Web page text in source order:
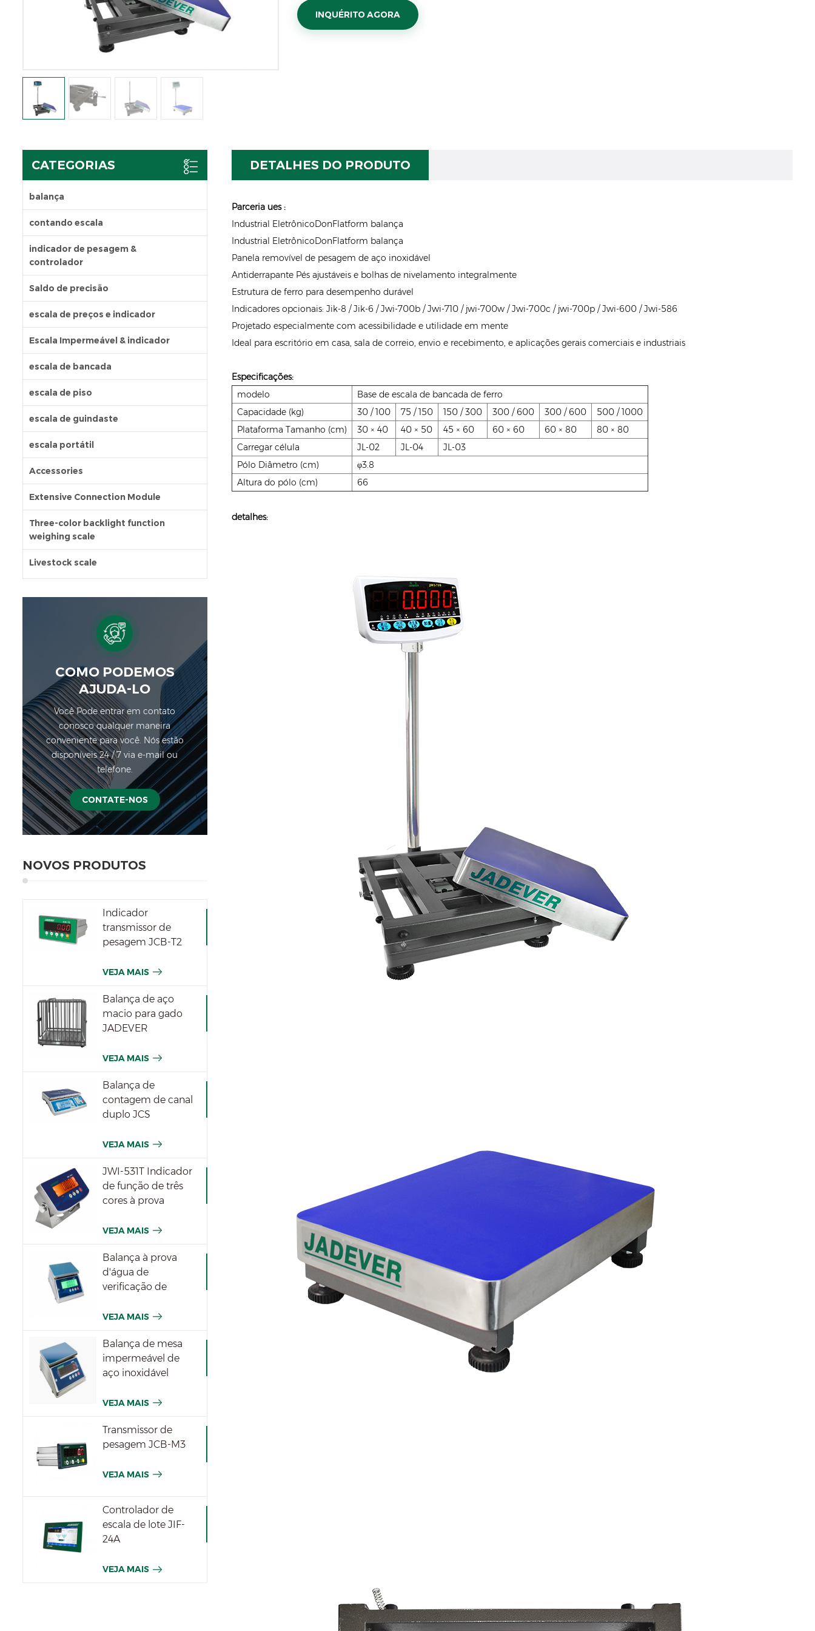
INQUÉRITO AGORA
CATEGORIAS
balança
contando escala
indicador de pesagem &
controlador
Saldo de precisão
escala de preços e indicador
Escala Impermeável & indicador
escala de bancada
escala de piso
escala de guindaste
escala portátil
Accessories
Extensive Connection Module
Three-color backlight function
weighing scale
Livestock scale
COMO PODEMOS
AJUDA-LO
Você Pode entrar em contato
conosco qualquer maneira
conveniente para você. Nós estão
disponíveis 24 / 7 via e-mail ou
telefone.
CONTATE-NOS
NOVOS PRODUTOS
Indicador
transmissor de
pesagem JCB-T2
VEJA MAIS
Balança de aço
macio para gado
JADEVER
VEJA MAIS
Balança de
contagem de canal
duplo JCS
VEJA MAIS
JWI-531T Indicador
de função de três
cores à prova
VEJA MAIS
Balança à prova
d'água de
verificação de
para a indústria
VEJA MAIS
Balança de mesa
impermeável de
aço inoxidável
VEJA MAIS
Transmissor de
pesagem JCB-M3
VEJA MAIS
Controlador de
escala de lote JIF-
24A
VEJA MAIS
DETALHES DO PRODUTO
Parceriaues:
Industrial EletrônicoDonFlatform balança
Industrial EletrônicoDonFlatform balança
Panela removível de pesagem de aço inoxidável
Antiderrapante Pés ajustáveis e bolhas de nivelamento integralmente
Estrutura de ferro para desempenho durável
Indicadores opcionais: Jik-8 / Jik-6 / Jwi-700b / Jwi-710 / jwi-700w / Jwi-700c / jwi-700p / Jwi-600 / Jwi-586
Projetado especialmente com acessibilidade e utilidade em mente
Ideal para escritório em casa, sala de correio, envio e recebimento, e aplicações gerais comerciais e industriais
Especificações:
modelo
Base de escala de bancada de ferro
Capacidade (kg)
30 / 100 75 / 150 150 / 300 300 / 600 300 / 600
500 / 1000
Plataforma Tamanho (cm)
30 × 40 40 × 50 45 × 60 60 × 60 60 × 80
80 × 80
Carregar célula
JL-02 JL-04
JL-03
Pólo Diâmetro (cm)
φ3.8
Altura do pólo (cm)
66
detalhes: